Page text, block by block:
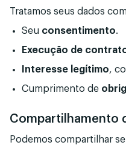
Tratamos seus dados
Seu consentimento.
Execução de
Interesse legítimo,
Cumprimento de
Compartilhamento
Podemos compartilhar